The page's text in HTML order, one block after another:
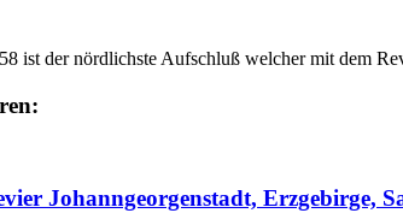
ist der nördlichste Aufschluß welcher mit dem
Johanngeorgenstadt, Erzgebirge,